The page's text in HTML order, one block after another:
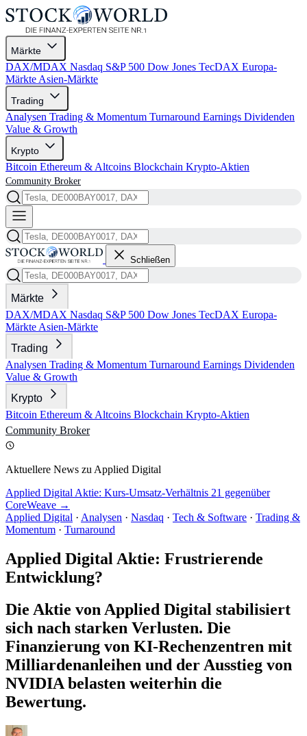
Märkte
DAX/MDAX Nasdaq S&P 500 Dow Jones TecDAX Europa-
Märkte Asien-Märkte
Trading
Analysen Trading & Momentum Turnaround Earnings Dividenden
Value & Growth
Krypto
Bitcoin Ethereum & Altcoins Blockchain Krypto-Aktien
Community Broker
Schließen
Märkte
DAX/MDAX Nasdaq S&P 500 Dow Jones TecDAX Europa-
Märkte Asien-Märkte
Trading
Analysen Trading & Momentum Turnaround Earnings Dividenden
Value & Growth
Krypto
Bitcoin Ethereum & Altcoins Blockchain Krypto-Aktien
Community Broker
Aktuellere News zu Applied Digital
Applied Digital Aktie: Kurs-Umsatz-Verhältnis 21 gegenüber
CoreWeave →
Applied Digital · Analysen · Nasdaq · Tech & Software · Trading &
Momentum · Turnaround
Applied Digital Aktie: Frustrierende
Entwicklung?
Die Aktie von Applied Digital stabilisiert
sich nach starken Verlusten. Die
Finanzierung von KI-Rechenzentren mit
Milliardenanleihen und der Ausstieg von
NVIDIA belasten weiterhin die
Bewertung.